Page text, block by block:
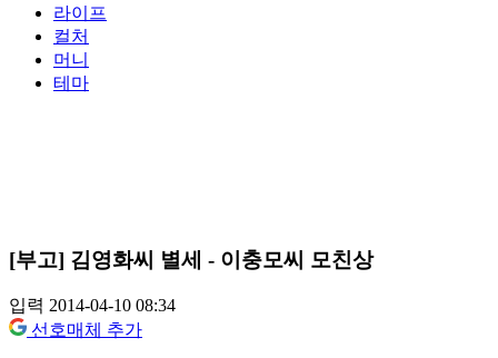
라이프
컬처
머니
테마
[부고] 김영화씨 별세 - 이충모씨 모친상
입력 2014-04-10 08:34
선호매체 추가